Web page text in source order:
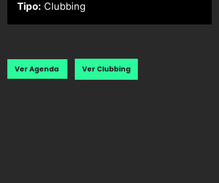
Tipo: Clubbing
Ver Agenda Ver Clubbing